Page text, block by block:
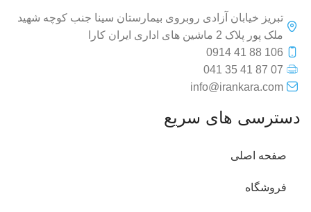
تبریز خیابان آزادی روبروی بیمارستان سینا جنب کوچه شهید
ملک پور پلاک 2 ماشین های اداری ایران کارا
106 88 41 0914
07 87 41 35 041
info@irankara.com
دسترسی های سریع
صفحه اصلی
فروشگاه